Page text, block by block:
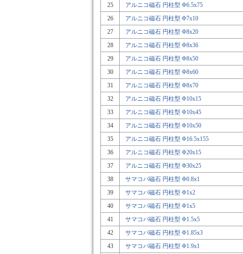
25
アルニコ磁石 円柱型 Φ6.5x75
26
アルニコ磁石 円柱型 Φ7x10
27
アルニコ磁石 円柱型 Φ8x20
28
アルニコ磁石 円柱型 Φ8x36
29
アルニコ磁石 円柱型 Φ8x50
30
アルニコ磁石 円柱型 Φ8x60
31
アルニコ磁石 円柱型 Φ8x70
32
アルニコ磁石 円柱型 Φ10x15
33
アルニコ磁石 円柱型 Φ10x45
34
アルニコ磁石 円柱型 Φ10x50
35
アルニコ磁石 円柱型 Φ16.5x155
36
アルニコ磁石 円柱型 Φ20x15
37
アルニコ磁石 円柱型 Φ30x25
38
サマコバ磁石 円柱型 Φ0.8x1
39
サマコバ磁石 円柱型 Φ1x2
40
サマコバ磁石 円柱型 Φ1x5
41
サマコバ磁石 円柱型 Φ1.5x5
42
サマコバ磁石 円柱型 Φ1.85x3
43
サマコバ磁石 円柱型 Φ1.9x1